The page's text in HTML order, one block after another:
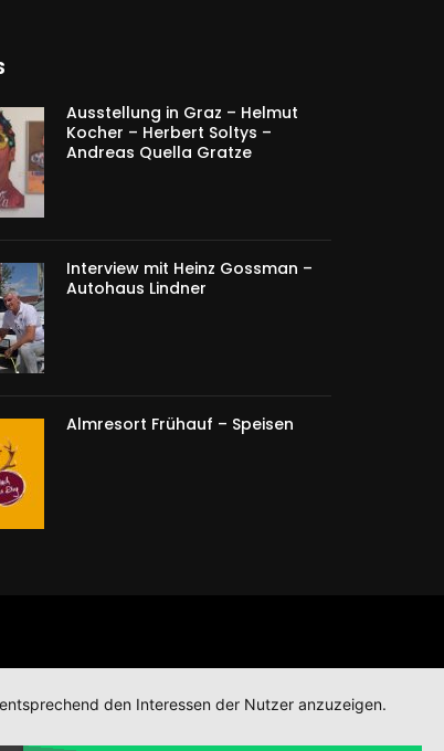
Ausstellung in Graz – Helmut
Kocher – Herbert Soltys –
Andreas Quella Gratze
Interview mit Heinz Gossman –
Autohaus Lindner
Almresort Frühauf – Speisen
den Interessen der Nutzer anzuzeigen.